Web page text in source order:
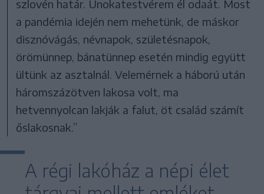
szlovén határ. Unokatestvérem él odaát. Most
a pandémia idején nem mehetünk, de máskor
disznóvágás, névnapok, születésnapok,
örömünnep, bánatünnep esetén mindig együtt
ültünk az asztalnál. Velemérnek a háború után
háromszázötven lakosa volt, ma
hetvennyolcan lakják a falut, öt család számít
őslakosnak.”
A régi lakóház a népi élet